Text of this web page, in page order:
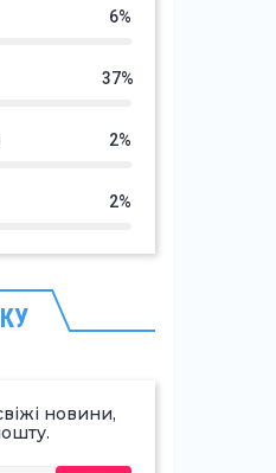
6%
37%
2%
2%
новини,